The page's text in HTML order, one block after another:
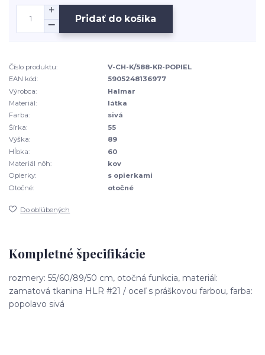
Pridať do košíka
Číslo produktu:
V-CH-K/588-KR-POPIEL
EAN kód:
5905248136977
Výrobca:
Halmar
Materiál:
látka
Farba:
sivá
Šírka:
55
Výška:
89
Hĺbka:
60
Materiál nôh:
kov
Opierky:
s opierkami
Otočné:
otočné
Do obľúbených
Kompletné špecifikácie
rozmery: 55/60/89/50 cm, otočná funkcia, materiál:
zamatová tkanina HLR #21 / oceľ s práškovou farbou, farba:
popolavo sivá